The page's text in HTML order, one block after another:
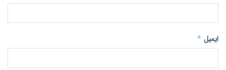
ایمیل *